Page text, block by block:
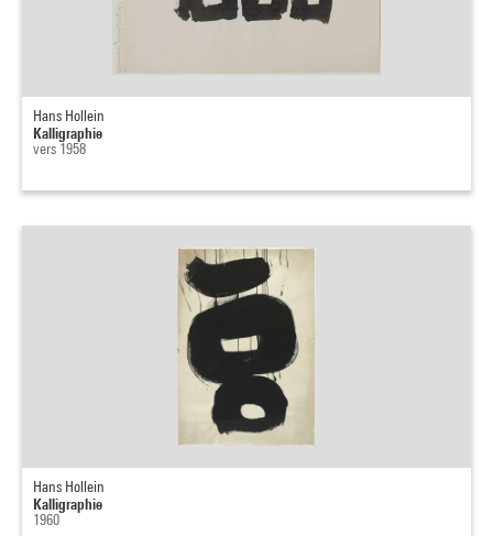
Hans Hollein
Kalligraphie
vers 1958
Hans Hollein
Kalligraphie
1960